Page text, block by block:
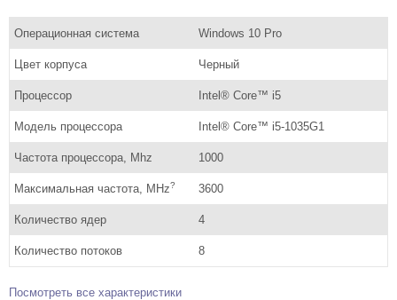
Операционная система Windows 10 Pro
Цвет корпуса Черный
Процессор Intel® Core™ i5
Модель процессора Intel® Core™ i5-1035G1
Частота процессора, Mhz 1000
Максимальная частота, MHz? 3600
Количество ядер 4
Количество потоков 8
Посмотреть все характеристики